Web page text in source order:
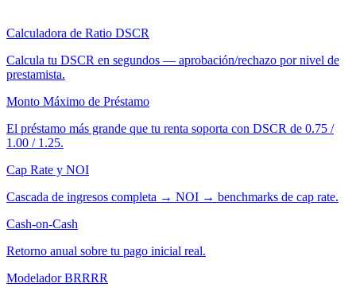
Calculadora de Ratio DSCR
Calcula tu DSCR en segundos — aprobación/rechazo por nivel de
prestamista.
Monto Máximo de Préstamo
El préstamo más grande que tu renta soporta con DSCR de 0.75 /
1.00 / 1.25.
Cap Rate y NOI
Cascada de ingresos completa → NOI → benchmarks de cap rate.
Cash-on-Cash
Retorno anual sobre tu pago inicial real.
Modelador BRRRR